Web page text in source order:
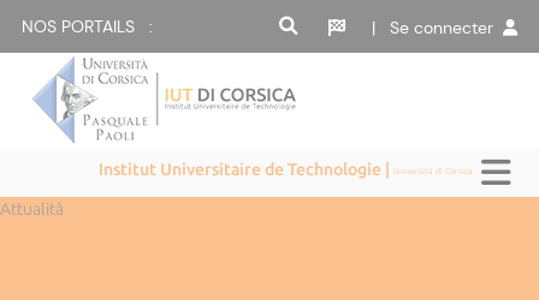
NOS PORTAILS : | Se connecter
Institut Universitaire de Technologie |Università di Corsica
Attualità